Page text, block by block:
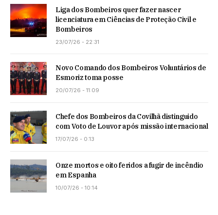
Liga dos Bombeiros quer fazer nascer
licenciatura em Ciências de Proteção Civil e
Bombeiros
23/07/26 - 22:31
Novo Comando dos Bombeiros Voluntários de
Esmoriz toma posse
20/07/26 - 11:09
Chefe dos Bombeiros da Covilhã distinguido
com Voto de Louvor após missão internacional
17/07/26 - 0:13
Onze mortos e oito feridos a fugir de incêndio
em Espanha
10/07/26 - 10:14